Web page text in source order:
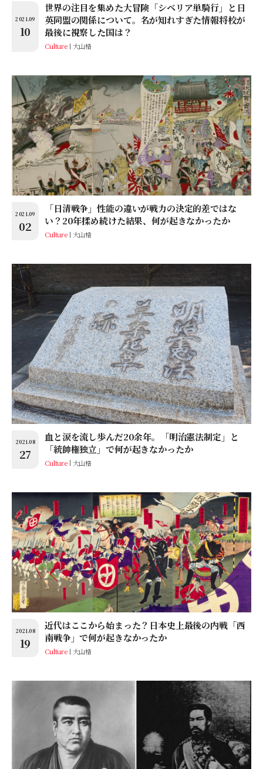
2021.09
10
世界の注目を集めた大冒険「シベリア単騎行」と日
英同盟の関係について。名が知れすぎた情報将校が
最後に視察した国は？
Culture 大山格
2021.09
02
「日清戦争」性能の違いが戦力の決定的差ではな
い？20年揉め続けた結果、何が起きなかったか
Culture 大山格
2021.08
27
血と涙を流し歩んだ20余年。「明治憲法制定」と
「統帥権独立」で何が起きなかったか
Culture 大山格
2021.08
19
近代はここから始まった？日本史上最後の内戦「西
南戦争」で何が起きなかったか
Culture 大山格